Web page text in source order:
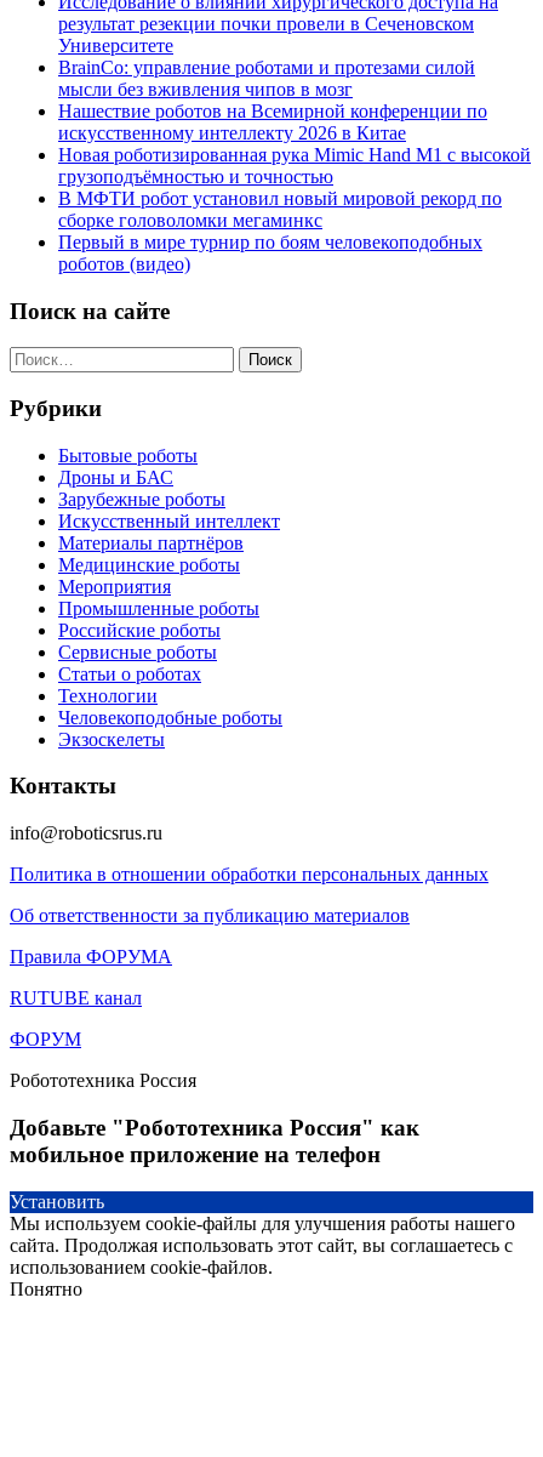
результат резекции почки провели в Сеченовском
Университете
BrainCo: управление роботами и протезами силой
мысли без вживления чипов в мозг
Нашествие роботов на Всемирной конференции по
искусственному интеллекту 2026 в Китае
Новая роботизированная рука Mimic Hand M1 с высокой
грузоподъёмностью и точностью
В МФТИ робот установил новый мировой рекорд по
сборке головоломки мегаминкс
Первый в мире турнир по боям человекоподобных
роботов (видео)
Поиск на сайте
Найти:
Рубрики
Бытовые роботы
Дроны и БАС
Зарубежные роботы
Искусственный интеллект
Материалы партнёров
Медицинские роботы
Мероприятия
Промышленные роботы
Российские роботы
Сервисные роботы
Статьи о роботах
Технологии
Человекоподобные роботы
Экзоскелеты
Контакты
info@roboticsrus.ru
Политика в отношении обработки персональных данных
Об ответственности за публикацию материалов
Правила ФОРУМА
RUTUBE канал
ФОРУМ
Робототехника Россия
Добавьте "Робототехника Россия" как
мобильное приложение на телефон
Установить
Мы используем cookie-файлы для улучшения работы нашего
сайта. Продолжая использовать этот сайт, вы соглашаетесь с
использованием cookie-файлов.
Понятно